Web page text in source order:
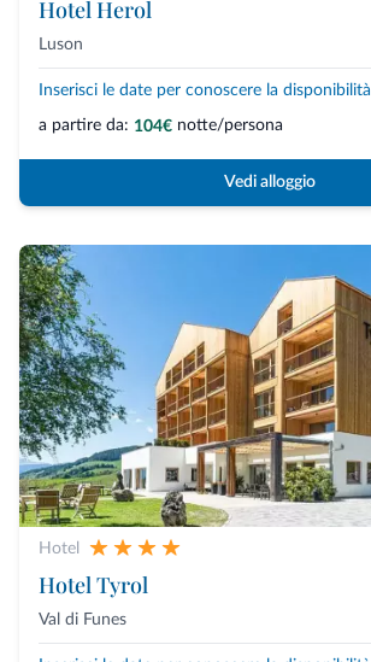
Hotel Herol
Luson
Inserisci le date per conoscere la disponibilità
a partire da: 104€ notte/persona
Vedi alloggio
Hotel
Hotel Tyrol
Val di Funes